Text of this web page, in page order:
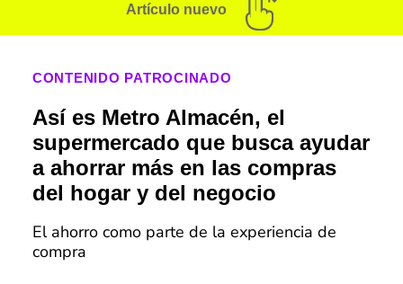
Artículo nuevo
CONTENIDO PATROCINADO
Así es Metro Almacén, el
supermercado que busca ayudar
a ahorrar más en las compras
del hogar y del negocio
El ahorro como parte de la experiencia de
compra